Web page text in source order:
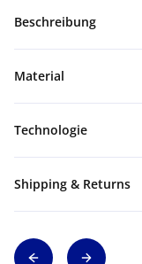
Beschreibung
Material
Technologie
Shipping & Returns